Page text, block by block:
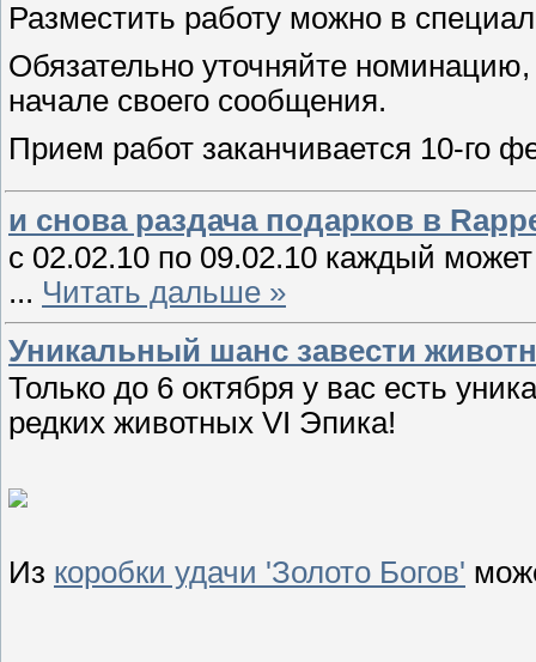
Разместить работу можно в
Обязательно уточняйте
начале своего сообщения.
Прием работ заканчивается 10-го
и снова раздача подарков в
с 02.02.10 по 09.02.10 каждый
... Читать дальше »
Уникальный шанс завести
Только до 6 октября у вас есть
редких животных VI Эпика!
Из коробки удачи 'Золото Богов'